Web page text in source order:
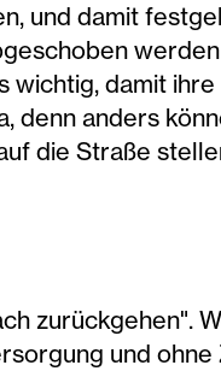
und damit
wichtig, damit ihre
denn anders
die Straße
zurückgehen".
und ohne